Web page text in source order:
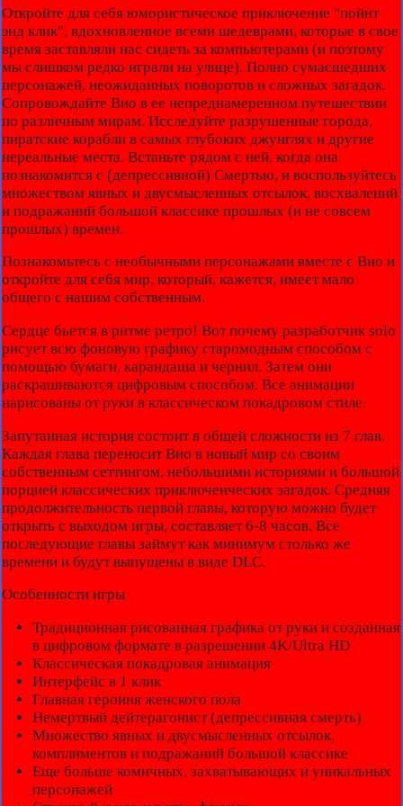
Откройте для себя юмористическое приключение "пойнт
энд клик", вдохновленное всеми шедеврами, которые в свое
время заставляли нас сидеть за компьютерами (и поэтому
мы слишком редко играли на улице). Полно сумасшедших
персонажей, неожиданных поворотов и сложных загадок.
Сопровождайте Вио в ее непреднамеренном путешествии
по различным мирам. Исследуйте разрушенные города,
пиратские корабли в самых глубоких джунглях и другие
нереальные места. Встаньте рядом с ней, когда она
познакомится с (депрессивной) Смертью, и воспользуйтесь
множеством явных и двусмысленных отсылок, восхвалений
и подражаний большой классике прошлых (и не совсем
прошлых) времен.
Познакомьтесь с необычными персонажами вместе с Вио и
откройте для себя мир, который, кажется, имеет мало
общего с нашим собственным.
Сердце бьется в ритме ретро! Вот почему разработчик solo
рисует всю фоновую графику старомодным способом с
помощью бумаги, карандаша и чернил. Затем они
раскрашиваются цифровым способом. Все анимации
нарисованы от руки в классическом покадровом стиле.
Запутанная история состоит в общей сложности из 7 глав.
Каждая глава переносит Вио в новый мир со своим
собственным сеттингом, небольшими историями и большой
порцией классических приключенческих загадок. Средняя
продолжительность первой главы, которую можно будет
открыть с выходом игры, составляет 6-8 часов. Все
последующие главы займут как минимум столько же
времени и будут выпущены в виде DLC.
Особенности игры
Традиционная рисованная графика от руки и созданная
в цифровом формате в разрешении 4K/Ultra HD
Классическая покадровая анимация
Интерфейс в 1 клик
Главная героиня женского пола
Немертвый дейтерагонист (депрессивная смерть)
Множество явных и двусмысленных отсылок,
комплиментов и подражаний большой классике
Еще больше комичных, захватывающих и уникальных
персонажей